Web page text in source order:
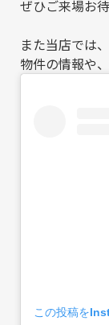
ぜひご来場お
また当店では
物件の情報や
この投稿を